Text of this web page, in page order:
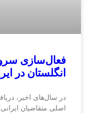
انگلستان در
در سال‌های اخیر،
اصلی متقاضیان ایرانی